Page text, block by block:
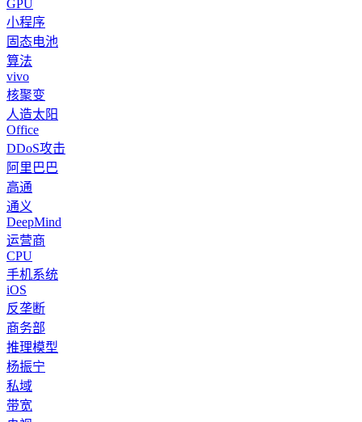
GPU
小程序
固态电池
算法
vivo
核聚变
人造太阳
Office
DDoS攻击
阿里巴巴
高通
通义
DeepMind
运营商
CPU
手机系统
iOS
反垄断
商务部
推理模型
杨振宁
私域
带宽